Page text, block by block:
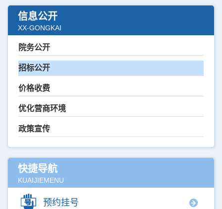
信息公开
XX-GONGKAI
院务公开
招标公开
价格收费
优化营商环境
政策宣传
快捷导航
KUAIJIEMENU
预约挂号